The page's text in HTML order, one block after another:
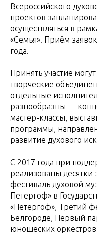
Всероссийского
проектов
осуществляться в
«Семья». Приём
года.
Принять участие
творческие
отдельные
разнообразны —
мастер-классы,
программы,
развитие духового
С 2017 года при
реализованы
фестиваль духовой
Петергоф» в
«Петергоф», Третий
Белгороде, Первый
юношеских